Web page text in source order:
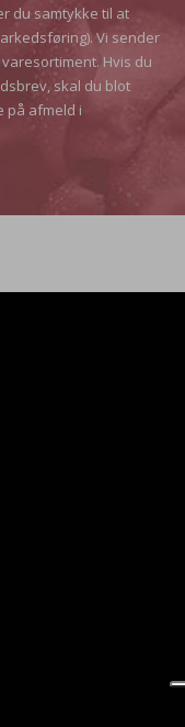
du samtykke til at
Vi sender
Hvis du
skal du blot
på afmeld i